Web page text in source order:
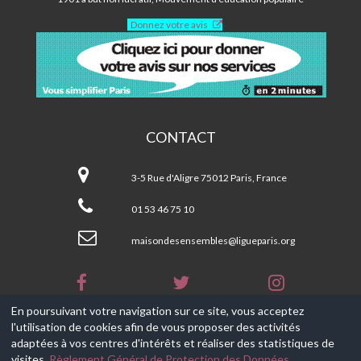
12ÈME
Donnez votre avis
CONTACT
des
Ensembles
Paris
3-5 Rue d'Aligre 75012 Paris, France
01 53 46 75 10
maisondesensembles@ligueparis.org
© 2017-2026, Ce site est propulsé par Aniapps.fr
En poursuivant votre navigation sur ce site, vous acceptez
l'utilisation de cookies afin de vous proposer des activités
adaptées à vos centres d'intérêts et réaliser des statistiques de